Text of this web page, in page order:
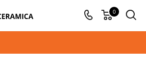
0